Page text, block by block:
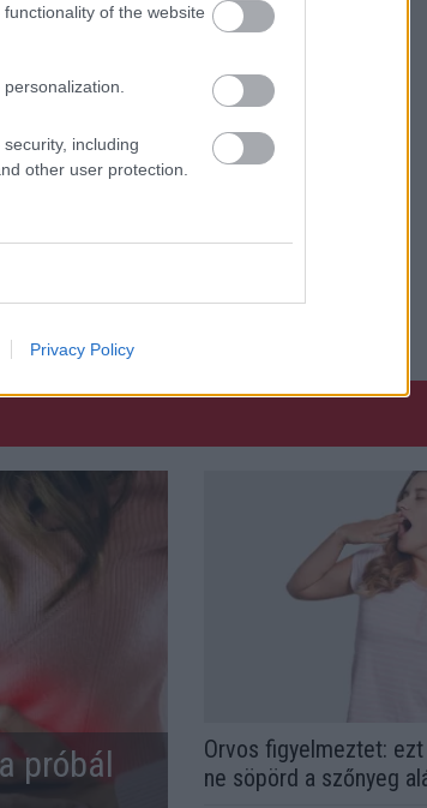
of the website
including
other user protection.
Privacy Policy
írjon alá
WC
vezettek be
nem tudja,
a művészt
próbál
Orvos figyelmeztet:
ne söpörd a szőnyeg